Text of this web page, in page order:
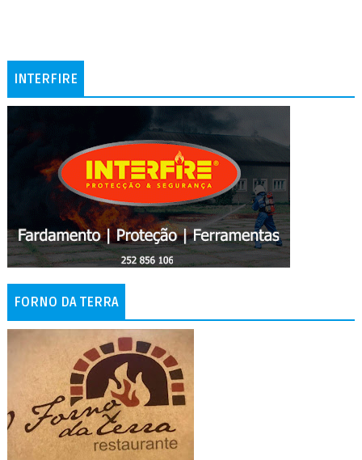
INTERFIRE
FORNO DA TERRA